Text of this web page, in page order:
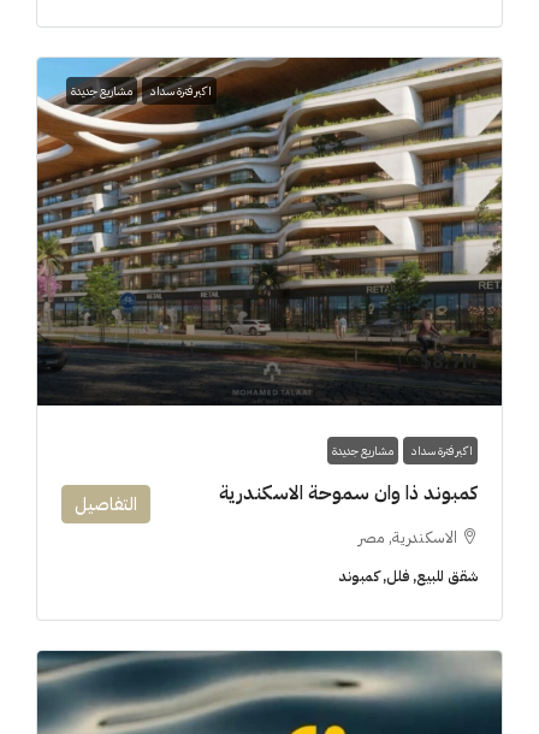
اكبر فترة سداد مشاريع جديدة
8.7M$
اكبر فترة سداد مشاريع جديدة
كمبوند ذا وان سموحة الاسكندرية
الاسكندرية, مصر
شقق للبيع, فلل, كمبوند
التفاصيل